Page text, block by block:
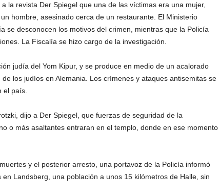
la revista Der Spiegel que una de las víctimas era una mujer,
hombre, asesinado cerca de un restaurante. El Ministerio
se desconocen los motivos del crimen, mientras que la Policía
La Fiscalía se hizo cargo de la investigación.
judía del Yom Kipur, y se produce en medio de un acalorado
los judíos en Alemania. Los crímenes y ataques antisemitas se
el país.
dijo a Der Spiegel, que fuerzas de seguridad de la
o más asaltantes entraran en el templo, donde en ese momento
y el posterior arresto, una portavoz de la Policía informó
Landsberg, una población a unos 15 kilómetros de Halle, sin